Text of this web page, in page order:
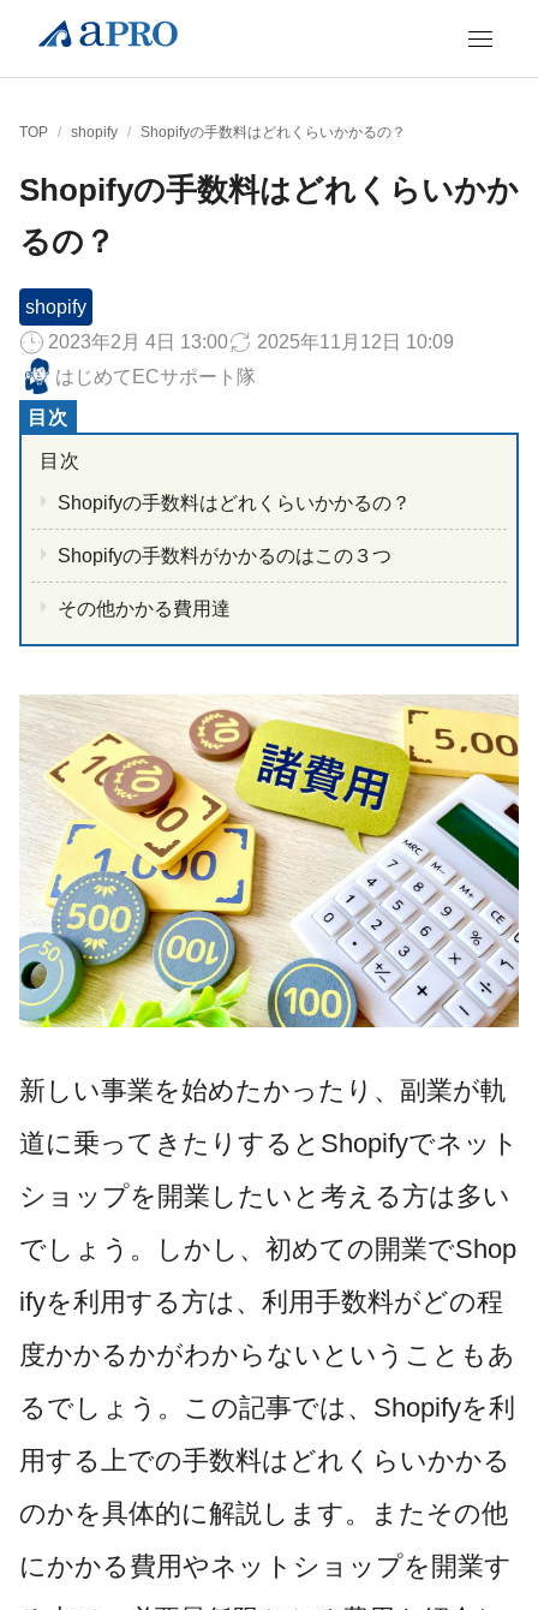
TOP / shopify / Shopifyの手数料はどれくらいかかるの？
Shopifyの手数料はどれくらいかか
るの？
shopify
2023年2月 4日 13:00
2025年11月12日 10:09
はじめてECサポート隊
Shopifyの手数料はどれくらいかかるの？
Shopifyの手数料がかかるのはこの３つ
その他かかる費用達
新しい事業を始めたかったり、副業が軌
道に乗ってきたりするとShopifyでネット
ショップを開業したいと考える方は多い
でしょう。しかし、初めての開業でShop
ifyを利用する方は、利用手数料がどの程
度かかるかがわからないということもあ
るでしょう。この記事では、Shopifyを利
用する上での手数料はどれくらいかかる
のかを具体的に解説します。またその他
にかかる費用やネットショップを開業す